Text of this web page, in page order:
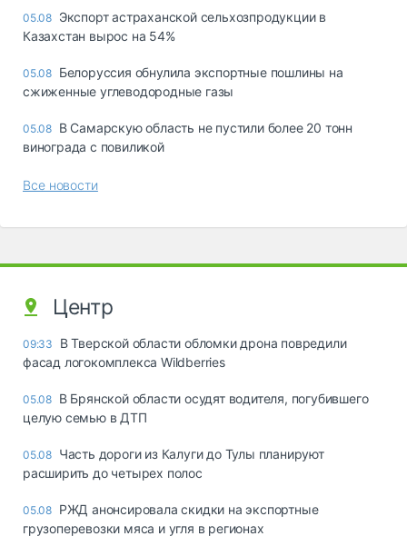
05.08 Экспорт астраханской сельхозпродукции в
Казахстан вырос на 54%
05.08 Белоруссия обнулила экспортные пошлины на
сжиженные углеводородные газы
05.08 В Самарскую область не пустили более 20 тонн
винограда с повиликой
Все новости
Центр
09:33
В Тверской области обломки дрона повредили
фасад логокомплекса Wildberries
05.08 В Брянской области осудят водителя, погубившего
целую семью в ДТП
05.08 Часть дороги из Калуги до Тулы планируют
расширить до четырех полос
05.08 РЖД анонсировала скидки на экспортные
грузоперевозки мяса и угля в регионах